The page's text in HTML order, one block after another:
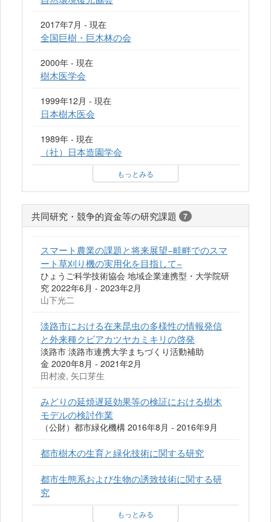
2017年7月 - 現在
全国巨樹・巨木林の会
2000年 - 現在
樹木医学会
1999年12月 - 現在
日本樹木医会
1989年 - 現在
（社）日本造園学会
もっとみる
共同研究・競争的資金等の研究課題 7
スマート農業の課題と将来展望−畦畔でのスマ
ート草刈り機の実用化を目指して−
ひょうご科学技術協会 地域企業連携型・大学院研
究 2022年6月 - 2023年2月
山下光二
淡路市における在来昆虫の多様性の情報発信
と外来種クビアカツヤカミキリの啓発
淡路市 淡路市連携大学まちづくり活動補助
金 2020年8月 - 2021年2月
田村凌, 矢口芽生
みどりの延焼遅延効果等の検証における樹木
モデルの検討作業
（公財）都市緑化機構 2016年8月 - 2016年9月
都市樹木の生育と緑化技術に関する研究
都市生態系および生物の誘致技術に関する研
究
もっとみる